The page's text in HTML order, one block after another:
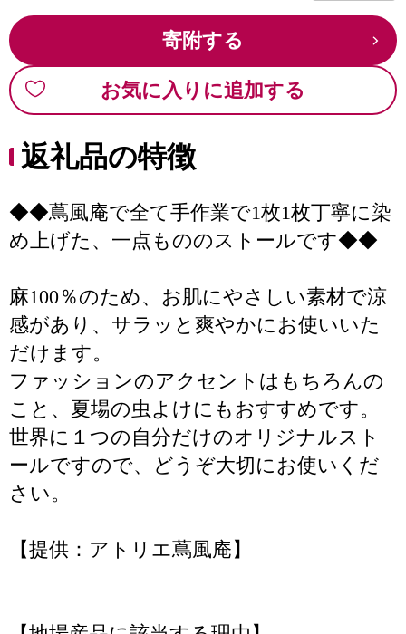
寄附する
お気に入りに追加する
返礼品の特徴
◆◆蔦風庵で全て手作業で1枚1枚丁寧に染
め上げた、一点もののストールです◆◆
麻100％のため、お肌にやさしい素材で涼
感があり、サラッと爽やかにお使いいた
だけます。
ファッションのアクセントはもちろんの
こと、夏場の虫よけにもおすすめです。
世界に１つの自分だけのオリジナルスト
ールですので、どうぞ大切にお使いくだ
さい。
【提供：アトリエ蔦風庵】